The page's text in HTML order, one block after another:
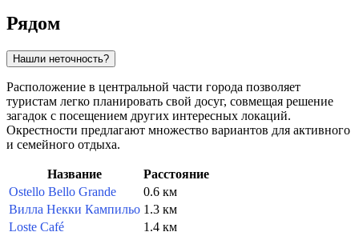
Рядом
Нашли неточность?
Расположение в центральной части города позволяет
туристам легко планировать свой досуг, совмещая решение
загадок с посещением других интересных локаций.
Окрестности предлагают множество вариантов для активного
и семейного отдыха.
Название
Расстояние
Ostello Bello Grande
0.6 км
Вилла Некки Кампильо 1.3 км
Loste Café
1.4 км